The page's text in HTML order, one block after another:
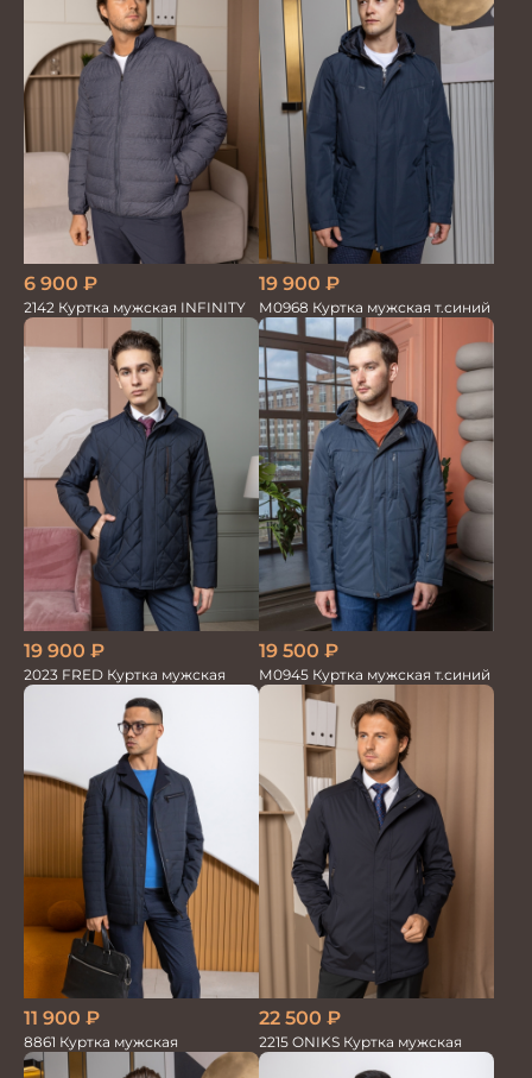
6 900 ₽
2142 Куртка мужская INFINITY
19 900 ₽
М0968 Куртка мужская т.синий
19 900 ₽
2023 FRED Куртка мужская
19 500 ₽
М0945 Куртка мужская т.синий
11 900 ₽
8861 Куртка мужская
22 500 ₽
2215 ONIKS Куртка мужская